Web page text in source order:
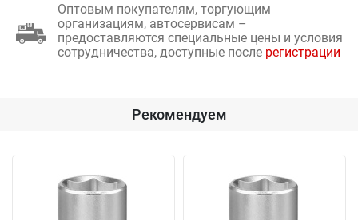
Оптовым покупателям, торгующим
организациям, автосервисам –
предоставляются специальные цены и условия
сотрудничества, доступные после регистрации
Рекомендуем